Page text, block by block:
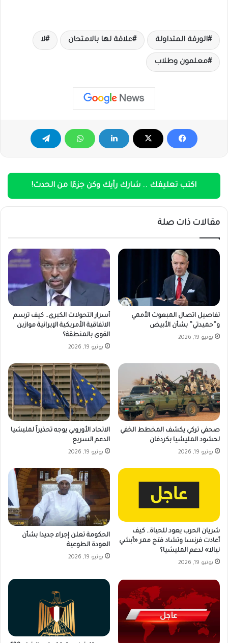
الورقة المتداولة علاقة لها بالامتحان لا
معلمون وطلاب
اكتب تعليقك .. شارك رأيك وكن جزءًا من الحدث!
مقالات ذات صلة
تفاصيل اتصال المبعوث الأممي
و”حميدتي” بشأن الأبيض
يونيو 19, 2026
أسرار التحولات الكبرى.. كيف ترسم
الاتفاقية الأمريكية الإيرانية موازين
القوى بالمنطقة؟
يونيو 19, 2026
صحفي تركي يكشف المخطط الخفي
لحشود المليشيا بكردفان
يونيو 19, 2026
الاتحاد الأوروبي يوجه تحذيراً لمليشيا
الدعم السريع
يونيو 19, 2026
شريان الحرب يعود للحياة.. كيف
أعادت فرنسا وتشاد فتح ممر «أبشي
نيالا» لدعم المليشيا؟
يونيو 19, 2026
الحكومة تعلن إجراء جديدا بشأن
العودة الطوعية
يونيو 19, 2026